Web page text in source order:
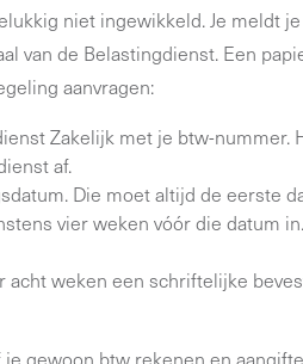
niet ingewikkeld. Je meldt
van de Belastingdienst. Een
aanvragen:
Zakelijk met je btw-nummer.
af.
Die moet altijd de eerste
vier weken vóór die datum
acht weken een schriftelijke
gewoon btw rekenen en